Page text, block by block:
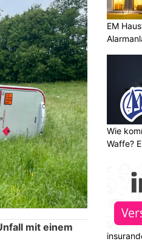
mit einem
EM
Wie
Waffe?